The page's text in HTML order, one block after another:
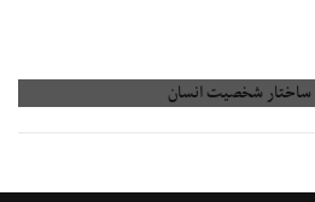
شخصیت انسان